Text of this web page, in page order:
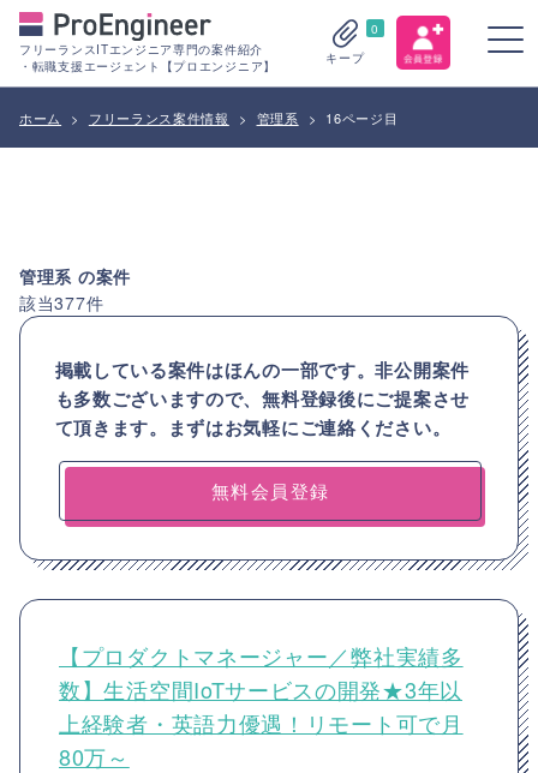
フリーランスITエンジニア専門の案件紹介
・転職支援エージェント【プロエンジニア】
0
キープ
ホーム > フリーランス案件情報 > 管理系 > 16ページ目
管理系 の案件
該当377件
掲載している案件はほんの一部です。非公開案件
も多数ございますので、無料登録後にご提案させ
て頂きます。まずはお気軽にご連絡ください。
無料会員登録
【プロダクトマネージャー／弊社実績多
数】生活空間IoTサービスの開発★3年以
上経験者・英語力優遇！リモート可で月
80万～